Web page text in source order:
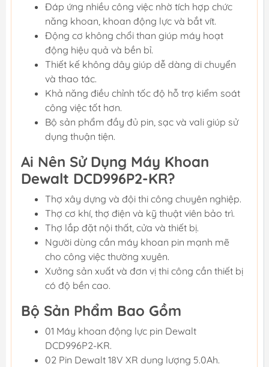
Đáp ứng nhiều công việc nhờ tích hợp chức
năng khoan, khoan động lực và bắt vít.
Động cơ không chổi than giúp máy hoạt
động hiệu quả và bền bỉ.
Thiết kế không dây giúp dễ dàng di chuyển
và thao tác.
Khả năng điều chỉnh tốc độ hỗ trợ kiểm soát
công việc tốt hơn.
Bộ sản phẩm đầy đủ pin, sạc và vali giúp sử
dụng thuận tiện.
Ai Nên Sử Dụng Máy Khoan
Dewalt DCD996P2-KR?
Thợ xây dựng và đội thi công chuyên nghiệp.
Thợ cơ khí, thợ điện và kỹ thuật viên bảo trì.
Thợ lắp đặt nội thất, cửa và thiết bị.
Người dùng cần máy khoan pin mạnh mẽ
cho công việc thường xuyên.
Xưởng sản xuất và đơn vị thi công cần thiết bị
có độ bền cao.
Bộ Sản Phẩm Bao Gồm
01 Máy khoan động lực pin Dewalt
DCD996P2-KR.
02 Pin Dewalt 18V XR dung lượng 5.0Ah.